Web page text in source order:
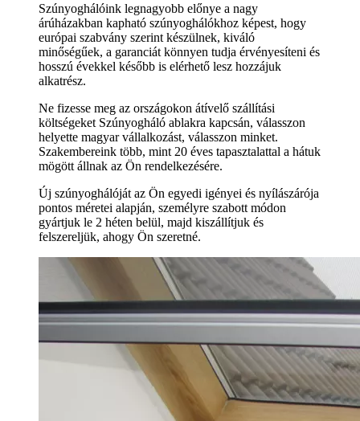
Szúnyoghálóink legnagyobb előnye a nagy
árúházakban kapható szúnyoghálókhoz képest, hogy
európai szabvány szerint készülnek, kiváló
minőségűek, a garanciát könnyen tudja érvényesíteni és
hosszú évekkel később is elérhető lesz hozzájuk
alkatrész.
Ne fizesse meg az országokon átívelő szállítási
költségeket Szúnyogháló ablakra kapcsán, válasszon
helyette magyar vállalkozást, válasszon minket.
Szakembereink több, mint 20 éves tapasztalattal a hátuk
mögött állnak az Ön rendelkezésére.
Új szúnyoghálóját az Ön egyedi igényei és nyílászárója
pontos méretei alapján, személyre szabott módon
gyártjuk le 2 héten belül, majd kiszállítjuk és
felszereljük, ahogy Ön szeretné.